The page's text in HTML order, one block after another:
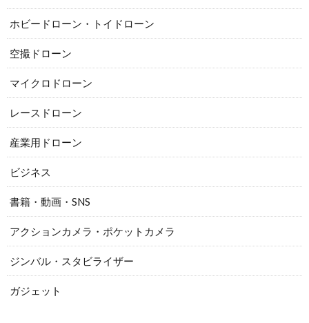
ホビードローン・トイドローン
空撮ドローン
マイクロドローン
レースドローン
産業用ドローン
ビジネス
書籍・動画・SNS
アクションカメラ・ポケットカメラ
ジンバル・スタビライザー
ガジェット